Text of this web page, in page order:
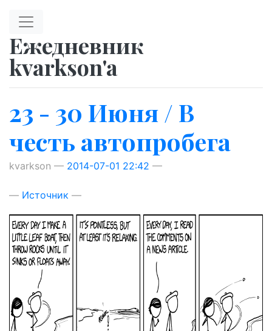
Ежедневник
kvarkson'a
23 - 30 Июня / В
честь автопробега
kvarkson 2014-07-01 22:42
Источник